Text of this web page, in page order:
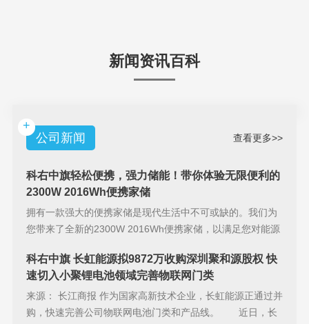
新闻资讯百科
+
公司新闻
查看更多>>
科右中旗轻松便携，强力储能！带你体验无限便利的
2300W 2016Wh便携家储
拥有一款强大的便携家储是现代生活中不可或缺的。我们为
您带来了全新的2300W 2016Wh便携家储，以满足您对能源
科右中旗 长虹能源拟9872万收购深圳聚和源股权 快
速切入小聚锂电池领域完善物联网门类
来源： 长江商报 作为国家高新技术企业，长虹能源正通过并
购，快速完善公司物联网电池门类和产品线。 近日，长